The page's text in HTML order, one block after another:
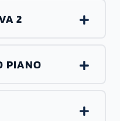
2
PIANO